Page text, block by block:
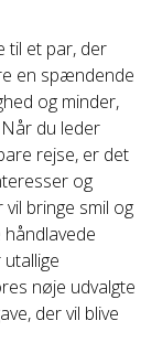
til et par, der
en spændende
og minder,
du leder
rejse, er det
og
bringe smil og
nøje udvalgte
der vil blive